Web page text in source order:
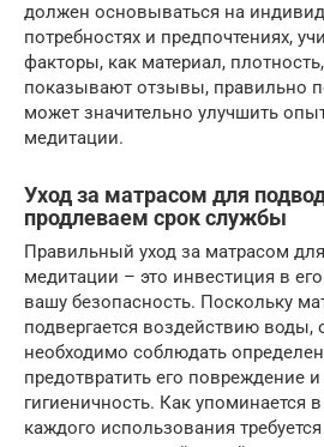
должен основываться на
потребностях и предпочтениях,
факторы, как материал,
показывают отзывы, правильно
может значительно улучшить
медитации.
Уход за матрасом для
продлеваем срок службы
Правильный уход за матрасом
медитации – это инвестиция в
вашу безопасность. Поскольку
подвергается воздействию воды,
необходимо соблюдать
предотвратить его повреждение и
гигиеничность. Как упоминается
каждого использования